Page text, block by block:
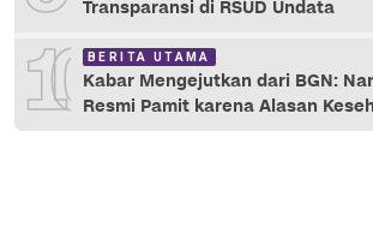
Transparansi di RSUD Undata
10 BERITA UTAMA
Kabar Mengejutkan dari BGN:
Resmi Pamit karena Alasan